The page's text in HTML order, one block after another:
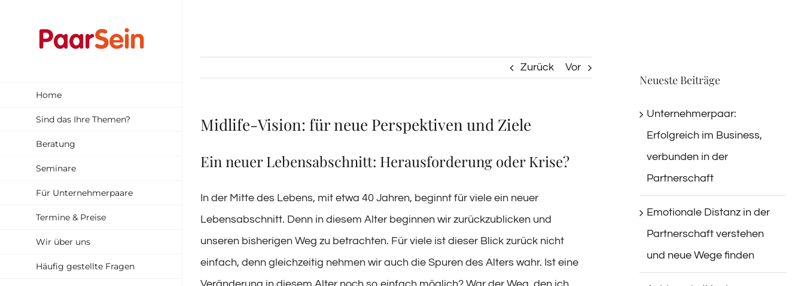
springen
Home
Sind das Ihre Themen?
Beratung
Seminare
Für Unternehmerpaare
Termine & Preise
Wir über uns
Häufig gestellte Fragen
Zurück Vor
Midlife-Vision: für neue Perspektiven und Ziele
Ein neuer Lebensabschnitt: Herausforderung oder Krise?
In der Mitte des Lebens, mit etwa 40 Jahren, beginnt für viele ein neuer
Lebensabschnitt. Denn in diesem Alter beginnen wir zurückzublicken und
unseren bisherigen Weg zu betrachten. Für viele ist dieser Blick zurück nicht
einfach, denn gleichzeitig nehmen wir auch die Spuren des Alters wahr. Ist eine
Neueste Beiträge
Unternehmerpaar:
Erfolgreich im Business,
verbunden in der
Partnerschaft
Emotionale Distanz in der
Partnerschaft verstehen
und neue Wege finden